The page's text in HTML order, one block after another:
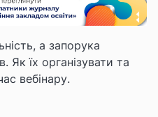
а запорука
Як їх організувати та
вебінару.